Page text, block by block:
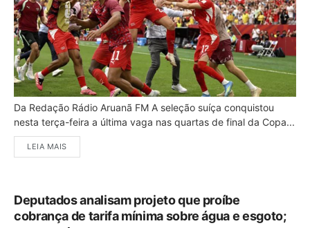
Da Redação Rádio Aruanã FM A seleção suíça conquistou
nesta terça-feira a última vaga nas quartas de final da Copa...
LEIA MAIS
Deputados analisam projeto que proíbe
cobrança de tarifa mínima sobre água e esgoto;